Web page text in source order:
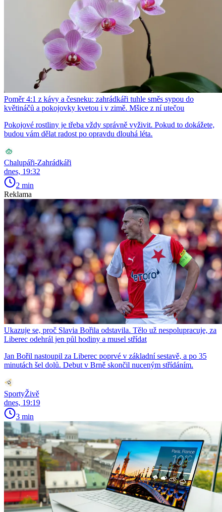
Poměr 4:1 z kávy a česneku: zahrádkáři tuhle směs sypou do
květináčů a pokojovky kvetou i v zimě. Mšice z ní utečou
Pokojové rostliny je třeba vždy správně vyživit. Pokud to dokážete,
budou vám dělat radost po opravdu dlouhá léta.
Chalupáři-Zahrádkáři
dnes, 19:32
2 min
Reklama
Ukazuje se, proč Slavia Bořila odstavila. Tělo už nespolupracuje, za
Liberec odehrál jen půl hodiny a musel střídat
Jan Bořil nastoupil za Liberec poprvé v základní sestavě, a po 35
minutách šel dolů. Debut v Brně skončil nuceným střídáním.
SportyŽivě
dnes, 19:19
3 min